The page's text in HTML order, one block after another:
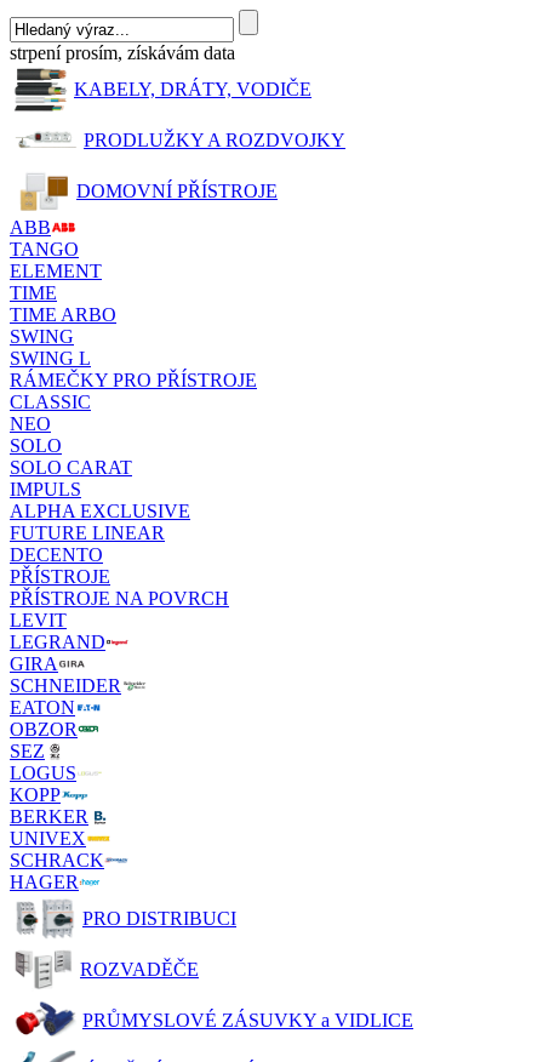
strpení prosím, získávám data
KABELY, DRÁTY, VODIČE
PRODLUŽKY A ROZDVOJKY
DOMOVNÍ PŘÍSTROJE
ABB
TANGO
ELEMENT
TIME
TIME ARBO
SWING
SWING L
RÁMEČKY PRO PŘÍSTROJE
CLASSIC
NEO
SOLO
SOLO CARAT
IMPULS
ALPHA EXCLUSIVE
FUTURE LINEAR
DECENTO
PŘÍSTROJE
PŘÍSTROJE NA POVRCH
LEVIT
LEGRAND
GIRA
SCHNEIDER
EATON
OBZOR
SEZ
LOGUS
KOPP
BERKER
UNIVEX
SCHRACK
HAGER
PRO DISTRIBUCI
ROZVADĚČE
PRŮMYSLOVÉ ZÁSUVKY a VIDLICE